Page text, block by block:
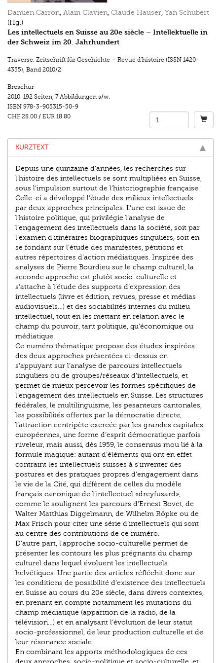
Damien Carron, Alain Clavien, Claude Hauser, Yan Schubert
(Hg.)
Les intellectuels en Suisse au 20e siècle – Intellektuelle in
der Schweiz im 20. Jahrhundert
Traverse. Zeitschrift für Geschichte – Revue d’histoire (ISSN 1420-
4355), Band 2010/2
Broschur
2010. 192 Seiten, 7 Abbildungen s/w.
ISBN 978-3-905315-50-9
CHF 28.00 / EUR 18.80
KURZTEXT
Depuis une quinzaine d’années, les recherches sur
l’histoire des intellectuels se sont multipliées en Suisse,
sous l’impulsion surtout de l’historiographie française.
Celle-ci a développé l’étude des milieux intellectuels
par deux approches principales. L’une est issue de
l’histoire politique, qui privilégie l’analyse de
l’engagement des intellectuels dans la société, soit par
l’examen d’itinéraires bio­graphiques singuliers, soit en
se fondant sur l’étude des manifestes, pétitions et
autres répertoires d’action médiatiques. Inspirée des
analyses de Pierre Bourdieu sur le champ culturel, la
seconde approche est plutôt socio-culturelle et
s’attache à l’étude des supports d’expression des
intellectuels (livre et édition, revues, presse et médias
audiovisuels…) et des sociabilités internes du milieu
intellectuel, tout en les mettant en relation avec le
champ du pouvoir, tant politique, qu’économique ou
médiatique.
Ce numéro thématique propose des études inspirées
des deux approches présentées ci-dessus en
s’appuyant sur l’analyse de parcours intellectuels
singuliers ou de groupes/réseaux d’intellectuels, et
permet de mieux percevoir les formes spécifiques de
l’engagement des intellectuels en Suisse. Les structures
fédérales, le multilinguisme, les pesanteurs cantonales,
les possibilités offertes par la démocratie directe,
l’attraction centripète exercée par les grandes capitales
européennes, une forme d’esprit démocratique parfois
niveleur, mais aussi, dès 1959, le consensus mou lié à la
formule magique: autant d’éléments qui ont en effet
contraint les intellectuels suisses à s’inventer des
postures et des pratiques propres d’engagement dans
le vie de la Cité, qui diffèrent de celles du modèle
français canonique de l’intellectuel «dreyfusard»,
comme le soulignent les parcours d’Ernest Bovet, de
Walter Matthias Diggelmann, de Wilhelm Röpke ou de
Max Frisch pour citer une série d’intellectuels qui sont
au centre des contributions de ce numéro.
D’autre part, l’approche socio-culturelle permet de
présenter les contours les plus prégnants du champ
culturel dans lequel évoluent les intellectuels
helvétiques. Une partie des articles réfléchit donc sur
les conditions de possibilité d’existence des intellectuels
en Suisse au cours du 20e siècle, dans divers contextes,
en prenant en compte notamment les mutations du
champ médiatique (apparition de la radio, de la
télévision…) et en analysant l’évolution de leur statut
socio-professionnel, de leur production culturelle et de
leur résonance sociale.
En combinant les apports méthodologiques de ces